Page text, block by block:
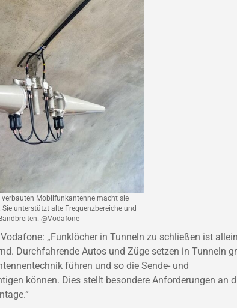
Mobilfunkantenne macht sie
unterstützt alte Frequenzbereiche und
@Vodafone
„Funklöcher in Tunneln zu schließen ist allein
Durchfahrende Autos und Züge setzen in Tunneln
führen und so die Sende- und
können. Dies stellt besondere Anforderungen an